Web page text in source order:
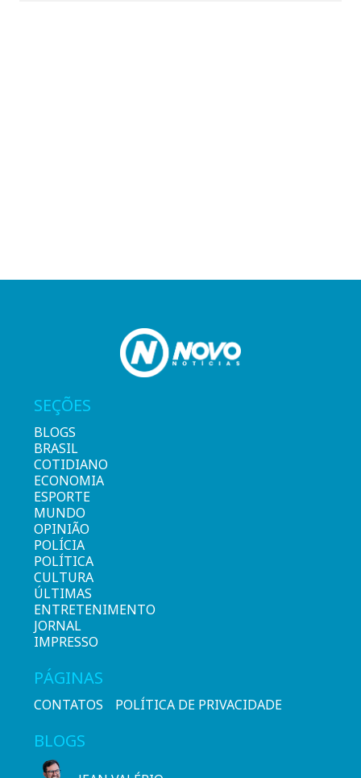
SEÇÕES
BLOGS
BRASIL
COTIDIANO
ECONOMIA
ESPORTE
MUNDO
OPINIÃO
POLÍCIA
POLÍTICA
CULTURA
ÚLTIMAS
ENTRETENIMENTO
JORNAL
IMPRESSO
PÁGINAS
CONTATOS POLÍTICA DE PRIVACIDADE
BLOGS